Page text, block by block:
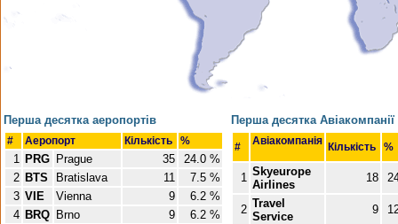
Перша десятка аеропортів
# Аеропорт Кількість %
1 PRG Prague 35
24.0 %
2 BTS Bratislava 11
7.5 %
3 VIE Vienna 9
6.2 %
4 BRQ Brno 9
6.2 %
Перша десятка Авіакомпанії
# Авіакомпанія Кількість %
1 Skyeurope
Airlines
18
2 Travel
Service
9